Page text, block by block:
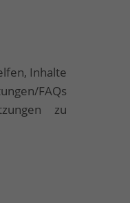
Inhalte
FAQs
zu